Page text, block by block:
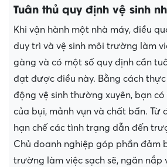
Tuân thủ quy định vệ sinh
Khi vận hành một nhà máy, điều
duy trì và vệ sinh môi trường làm
gàng và có một số quy định cần
đạt được điều này. Bằng cách
động vệ sinh thường xuyên, bạn
của bụi, mảnh vụn và chất bẩn. Từ
hạn chế các tình trạng dẫn đến
Chủ doanh nghiệp góp phần đảm
trường làm việc sạch sẽ, ngăn nắp